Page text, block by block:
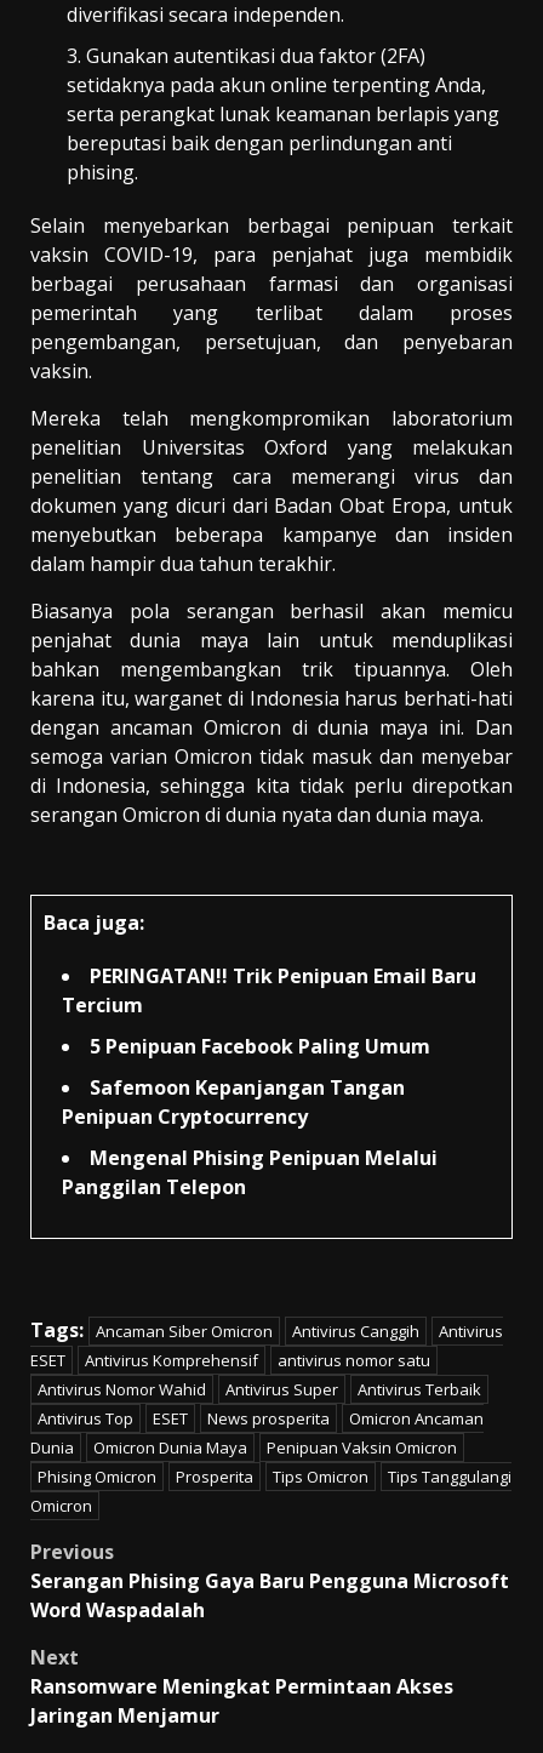
diverifikasi secara independen.
Gunakan autentikasi dua faktor (2FA)
setidaknya pada akun online terpenting Anda,
serta perangkat lunak keamanan berlapis yang
bereputasi baik dengan perlindungan anti
phising.
Selain menyebarkan berbagai penipuan terkait
vaksin COVID-19, para penjahat juga membidik
berbagai perusahaan farmasi dan organisasi
pemerintah yang terlibat dalam proses
pengembangan, persetujuan, dan penyebaran
vaksin.
Mereka telah mengkompromikan laboratorium
penelitian Universitas Oxford yang melakukan
penelitian tentang cara memerangi virus dan
dokumen yang dicuri dari Badan Obat Eropa, untuk
menyebutkan beberapa kampanye dan insiden
dalam hampir dua tahun terakhir.
Biasanya pola serangan berhasil akan memicu
penjahat dunia maya lain untuk menduplikasi
bahkan mengembangkan trik tipuannya. Oleh
karena itu, warganet di Indonesia harus berhati-hati
dengan ancaman Omicron di dunia maya ini. Dan
semoga varian Omicron tidak masuk dan menyebar
di Indonesia, sehingga kita tidak perlu direpotkan
serangan Omicron di dunia nyata dan dunia maya.
Baca juga:
PERINGATAN!! Trik Penipuan Email Baru
Tercium
5 Penipuan Facebook Paling Umum
Safemoon Kepanjangan Tangan
Penipuan Cryptocurrency
Mengenal Phising Penipuan Melalui
Panggilan Telepon
Tags: Ancaman Siber Omicron Antivirus Canggih
Antivirus
ESET
Antivirus Komprehensif
antivirus nomor satu
Antivirus Nomor Wahid
Antivirus Super
Antivirus Terbaik
Antivirus Top
ESET News prosperita
Omicron Ancaman
Dunia
Omicron Dunia Maya
Penipuan Vaksin Omicron
Phising Omicron
Prosperita Tips Omicron
Tips Tanggulangi
Omicron
Post
navigation
Previous
Serangan Phising Gaya Baru Pengguna Microsoft
Word Waspadalah
Next
Ransomware Meningkat Permintaan Akses
Jaringan Menjamur